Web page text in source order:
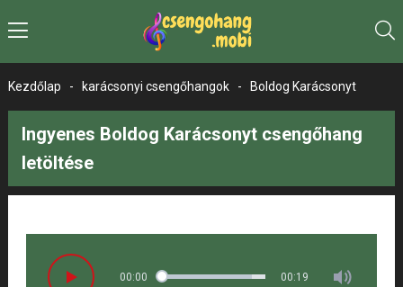
Kezdőlap - karácsonyi csengőhangok - Boldog Karácsonyt
Ingyenes Boldog Karácsonyt csengőhang
letöltése
00:00 00:19